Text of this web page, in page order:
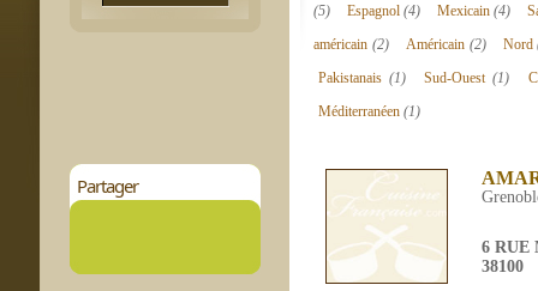
Partager
(5)
Espagnol (4) Mexicain (4)
américain (2) Américain (2) Nord
Pakistanais (1) Sud-Ouest (1)
Méditerranéen (1)
6 RUE
38100